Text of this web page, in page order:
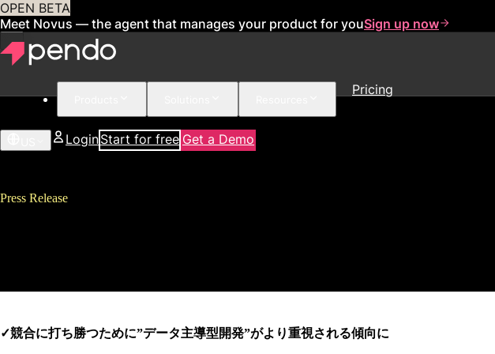
OPEN BETA
Meet Novus — the agent that manages your product for youSign up now
Pricing
LoginStart for free Get a Demo
Press Release
✓競合に打ち勝つために”データ主導型開発”がより重視される傾向に